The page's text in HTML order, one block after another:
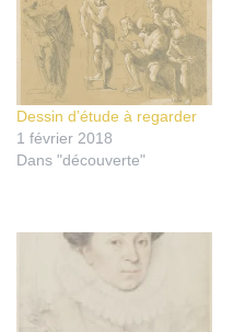
Dessin d’étude à regarder
1 février 2018
Dans "découverte"